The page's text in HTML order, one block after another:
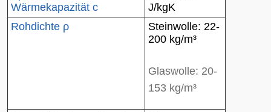
Wärmekapazität c
J/kgK
Rohdichte ρ
Steinwolle: 22-
200 kg/m³
Glaswolle: 20-
153 kg/m³